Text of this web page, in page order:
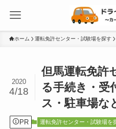
ホーム 運転免許センター・試験場を探す
但馬運転免許
る手続き・受
ス・駐車場な
2020
4/18
PR 運転免許センター・試験場を